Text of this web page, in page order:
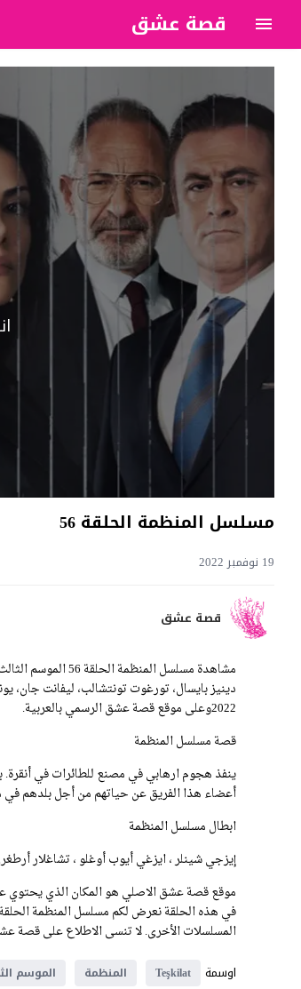
قصة عشق
?>
مسلسل المنظمة الحلقة 56
19 نوفمبر 2022
قصة عشق
دينيز بايسال، تورغوت تونتشالب، ليفانت جان،
2022وعلى موقع قصة عشق الرسمي بالعربية.
قصة مسلسل المنظمة
ينفذ هجوم ارهابي في مصنع للطائرات في
أعضاء هذا الفريق عن حياتهم من أجل بلدهم
ابطال مسلسل المنظمة
إيزجي شينلر ، ايزغي أيوب أوغلو ، تشاغلار
موقع قصة عشق الاصلي هو المكان الذي يحتوي
المسلسلات الأخرى. لا تنسى الاطلاع على قصة
اوسمة
Teşkilat المنظمة الموسم